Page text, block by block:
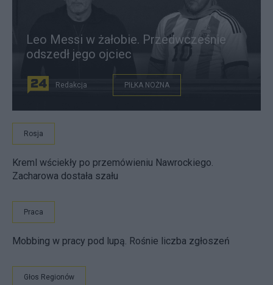
Leo Messi w żałobie. Przedwcześnie
odszedł jego ojciec
Redakcja PIŁKA NOŻNA
Rosja
Kreml wściekły po przemówieniu Nawrockiego.
Zacharowa dostała szału
Praca
Mobbing w pracy pod lupą. Rośnie liczba zgłoszeń
Głos Regionów